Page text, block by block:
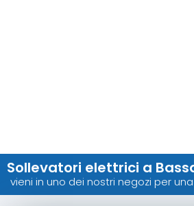
Sollevatori elettrici a
vieni in uno dei nostri negozi per